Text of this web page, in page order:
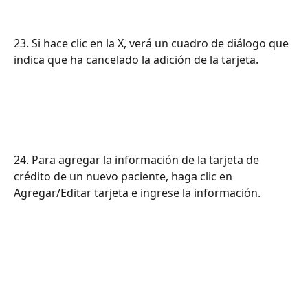
23. Si hace clic en la X, verá un cuadro de diálogo que
indica que ha cancelado la adición de la tarjeta.
24. Para agregar la información de la tarjeta de
crédito de un nuevo paciente, haga clic en
Agregar/Editar tarjeta e ingrese la información.